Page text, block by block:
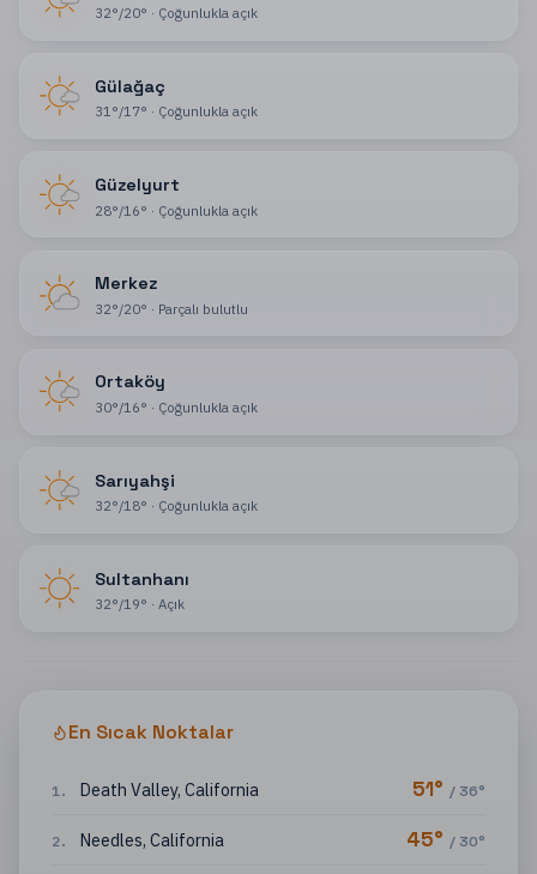
32°/20° · Çoğunlukla açık
Gülağaç
31°/17° · Çoğunlukla açık
Güzelyurt
28°/16° · Çoğunlukla açık
Merkez
32°/20° · Parçalı bulutlu
Ortaköy
30°/16° · Çoğunlukla açık
Sarıyahşi
32°/18° · Çoğunlukla açık
Sultanhanı
32°/19° · Açık
En Sıcak Noktalar
1 . Death Valley, California 51° / 36°
2. Needles, California 45° / 30°